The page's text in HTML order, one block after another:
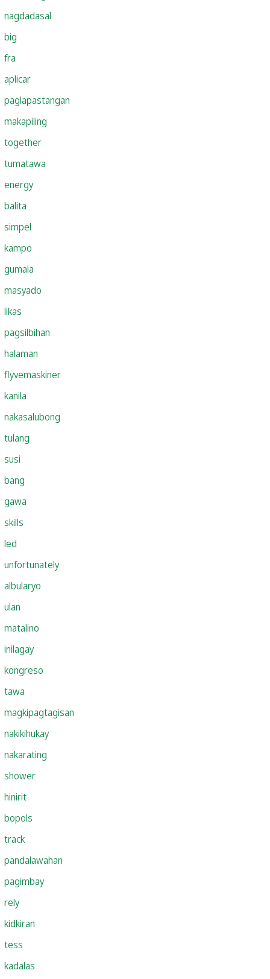
nagdadasal
big
fra
aplicar
paglapastangan
makapiling
together
tumatawa
energy
balita
simpel
kampo
gumala
masyado
likas
pagsilbihan
halaman
flyvemaskiner
kanila
nakasalubong
tulang
susi
bang
gawa
skills
led
unfortunately
albularyo
ulan
matalino
inilagay
kongreso
tawa
magkipagtagisan
nakikihukay
nakarating
shower
hinirit
bopols
track
pandalawahan
pagimbay
rely
kidkiran
tess
kadalas